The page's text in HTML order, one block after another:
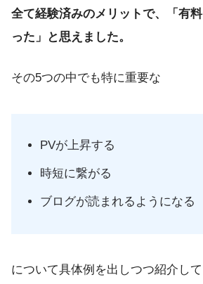
全て経験済みのメリットで、「有
った」と思えました。
その5つの中でも特に重要な
PVが上昇する
時短に繋がる
ブログが読まれるようになる
について具体例を出しつつ紹介して